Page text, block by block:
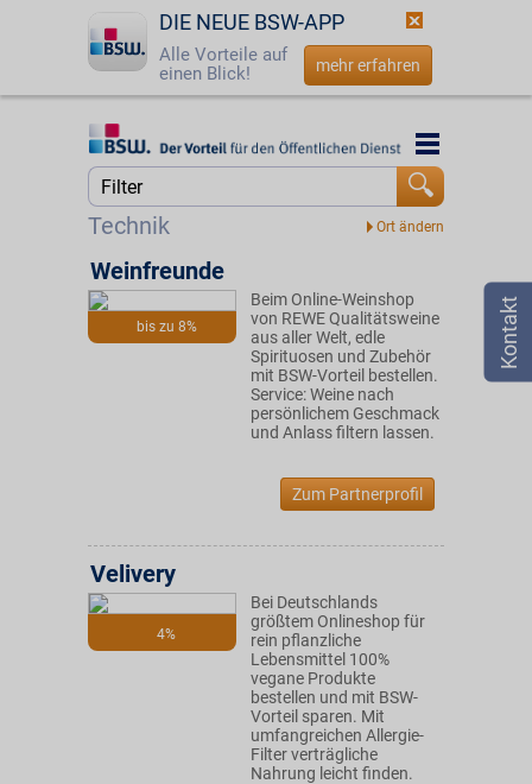
DIE NEUE BSW-APP
Alle Vorteile auf
einen Blick!
mehr erfahren
Startseite
Login
☎ 0800 - 279 25 82
Technik
Startseite
bis zu 8%
Weinfreunde
Beim Online-Weinshop
von REWE Qualitätsweine
aus aller Welt, edle
Spirituosen und Zubehör
mit BSW-Vorteil bestellen.
Service: Weine nach
persönlichem Geschmack
und Anlass filtern lassen.
Zum Partnerprofil
4%
Velivery
Bei Deutschlands
größtem Onlineshop für
rein pflanzliche
Lebensmittel 100%
vegane Produkte
bestellen und mit BSW-
Vorteil sparen. Mit
umfangreichen Allergie-
Filter verträgliche
Nahrung leicht finden.